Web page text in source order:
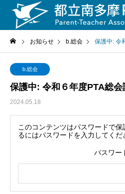
お知らせ b.総会 保護中: 令
b.総会
保護中: 令和６年度PTA総会
2024.05.18
このコンテンツはパスワードで
るにはパスワードを入力してくだ
パスワー